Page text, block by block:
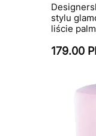
stylu
liście
179.00